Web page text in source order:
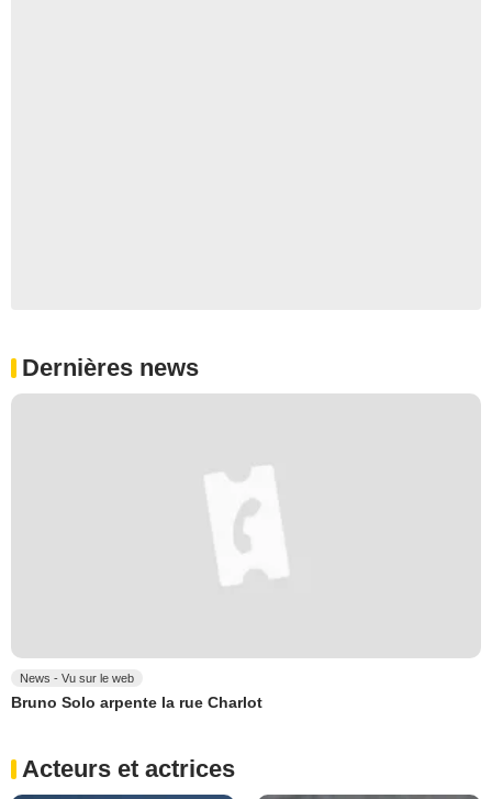
Dernières news
News - Vu sur le web
Bruno Solo arpente la rue Charlot
Acteurs et actrices